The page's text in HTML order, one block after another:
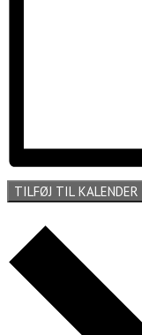
TILFØJ TIL KALENDER